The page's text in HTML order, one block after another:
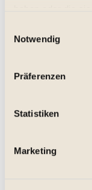
Notwendig
Präferenzen
Statistiken
Marketing
Artikel-Nr.:
Beschreibung
mehr